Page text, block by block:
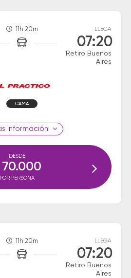
11h 20m LLEGA
07:20
Retiro Buenos
Aires
CAMA
información
DESDE
70.000
POR PERSONA
11h 20m LLEGA
07:20
Retiro Buenos
Aires